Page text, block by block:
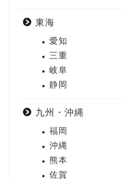
東海
愛知
三重
岐阜
静岡
九州・沖縄
福岡
沖縄
熊本
佐賀